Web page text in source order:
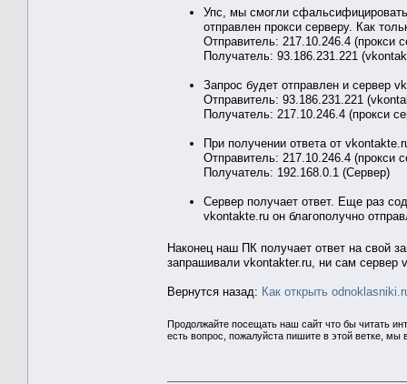
Упс, мы смогли
отправлен прокси серверу. Как
Отправитель: 217.10.246.4 (прокси
Получатель: 93.186.231.221
Запрос будет отправлен и сервер
Отправитель: 93.186.231.221
Получатель: 217.10.246.4 (прокси
При получении ответа от
Отправитель: 217.10.246.4 (прокси
Получатель: 192.168.0.1 (Сервер)
Сервер получает ответ. Еще раз
vkontakte.ru он благополучно
Наконец наш ПК получает ответ на свой
запрашивали vkontakter.ru, ни сам сервер
Вернутся назад: Как открыть
Продолжайте посещать наш сайт что бы читать
есть вопрос, пожалуйста пишите в этой ветке, мы